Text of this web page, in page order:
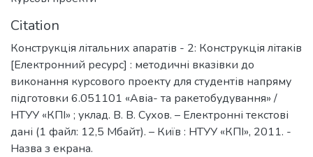
Citation
Конструкція літальних апаратів - 2: Конструкція літаків
[Електронний ресурс] : методичні вказівки до
виконання курсового проекту для студентів напряму
підготовки 6.051101 «Авіа- та ракетобудування» /
НТУУ «КПІ» ; уклад. В. В. Сухов. – Електронні текстові
дані (1 файл: 12,5 Мбайт). – Київ : НТУУ «КПІ», 2011. -
Назва з екрана.